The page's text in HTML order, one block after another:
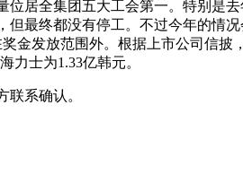
居全集团五大工会第一。特别是
但最终都没有停工。不过今年的
金发放范围外。根据上市公司信
力士为1.33亿韩元。
系确认。